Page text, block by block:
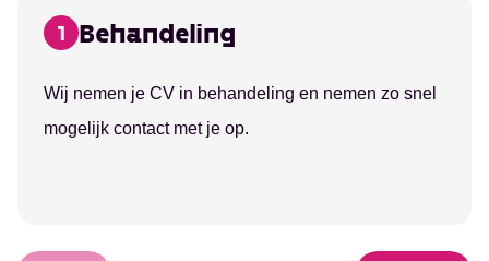
1 Behandeling
Wij nemen je CV in behandeling en nemen zo snel
mogelijk contact met je op.